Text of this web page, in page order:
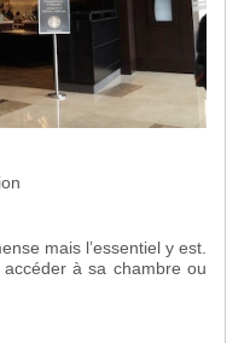
mais l’essentiel y est.
à sa chambre ou